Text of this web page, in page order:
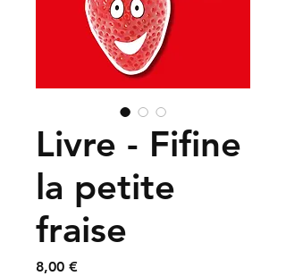
Livre - Fifine
la petite
fraise
8,00 €Prix